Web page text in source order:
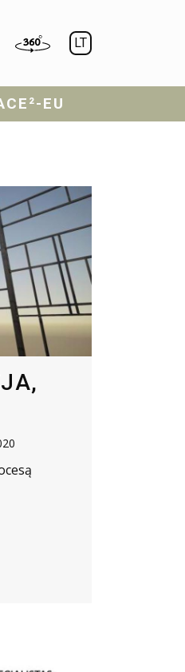
LT
EU